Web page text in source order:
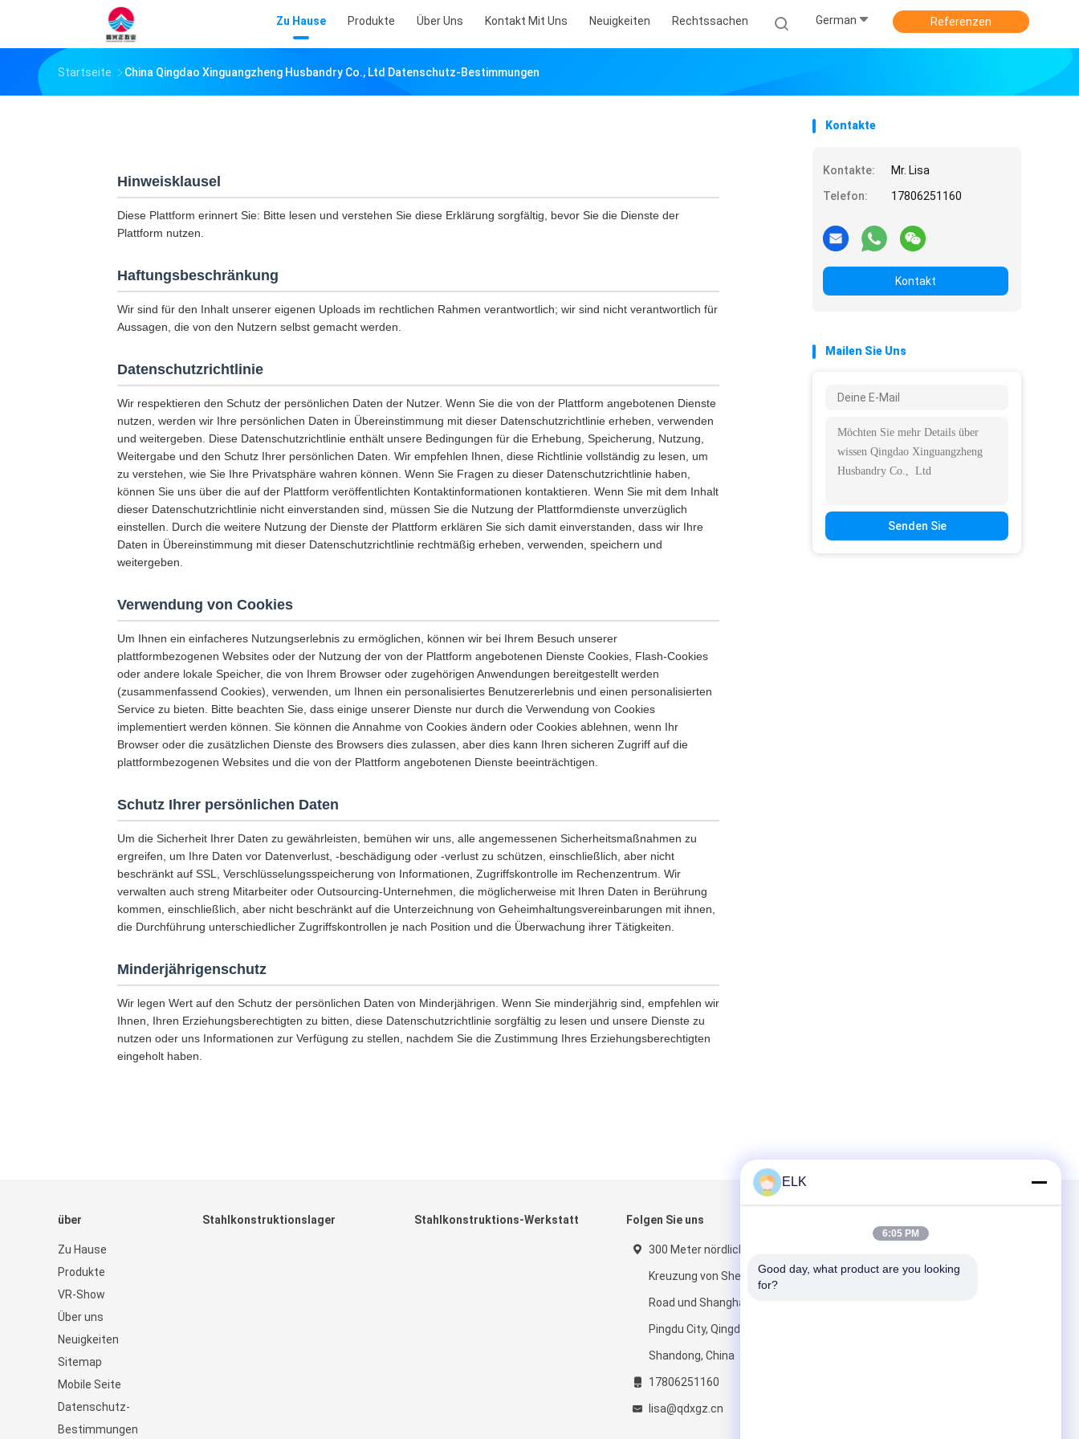
Zu Hause Produkte Über Uns Kontakt Mit Uns Neuigkeiten Rechtssachen German Referenzen
Startseite China Qingdao Xinguangzheng Husbandry Co., Ltd Datenschutz-Bestimmungen
Hinweisklausel
Diese Plattform erinnert Sie: Bitte lesen und verstehen Sie diese Erklärung sorgfältig, bevor Sie die Dienste der
Plattform nutzen.
Haftungsbeschränkung
Wir sind für den Inhalt unserer eigenen Uploads im rechtlichen Rahmen verantwortlich; wir sind nicht verantwortlich für
Aussagen, die von den Nutzern selbst gemacht werden.
Datenschutzrichtlinie
Wir respektieren den Schutz der persönlichen Daten der Nutzer. Wenn Sie die von der Plattform angebotenen Dienste
nutzen, werden wir Ihre persönlichen Daten in Übereinstimmung mit dieser Datenschutzrichtlinie erheben, verwenden
und weitergeben. Diese Datenschutzrichtlinie enthält unsere Bedingungen für die Erhebung, Speicherung, Nutzung,
Weitergabe und den Schutz Ihrer persönlichen Daten. Wir empfehlen Ihnen, diese Richtlinie vollständig zu lesen, um
zu verstehen, wie Sie Ihre Privatsphäre wahren können. Wenn Sie Fragen zu dieser Datenschutzrichtlinie haben,
können Sie uns über die auf der Plattform veröffentlichten Kontaktinformationen kontaktieren. Wenn Sie mit dem Inhalt
dieser Datenschutzrichtlinie nicht einverstanden sind, müssen Sie die Nutzung der Plattformdienste unverzüglich
einstellen. Durch die weitere Nutzung der Dienste der Plattform erklären Sie sich damit einverstanden, dass wir Ihre
Daten in Übereinstimmung mit dieser Datenschutzrichtlinie rechtmäßig erheben, verwenden, speichern und
weitergeben.
Verwendung von Cookies
Um Ihnen ein einfacheres Nutzungserlebnis zu ermöglichen, können wir bei Ihrem Besuch unserer
plattformbezogenen Websites oder der Nutzung der von der Plattform angebotenen Dienste Cookies, Flash-Cookies
oder andere lokale Speicher, die von Ihrem Browser oder zugehörigen Anwendungen bereitgestellt werden
(zusammenfassend Cookies), verwenden, um Ihnen ein personalisiertes Benutzererlebnis und einen personalisierten
Service zu bieten. Bitte beachten Sie, dass einige unserer Dienste nur durch die Verwendung von Cookies
implementiert werden können. Sie können die Annahme von Cookies ändern oder Cookies ablehnen, wenn Ihr
Browser oder die zusätzlichen Dienste des Browsers dies zulassen, aber dies kann Ihren sicheren Zugriff auf die
plattformbezogenen Websites und die von der Plattform angebotenen Dienste beeinträchtigen.
Schutz Ihrer persönlichen Daten
Um die Sicherheit Ihrer Daten zu gewährleisten, bemühen wir uns, alle angemessenen Sicherheitsmaßnahmen zu
ergreifen, um Ihre Daten vor Datenverlust, -beschädigung oder -verlust zu schützen, einschließlich, aber nicht
beschränkt auf SSL, Verschlüsselungsspeicherung von Informationen, Zugriffskontrolle im Rechenzentrum. Wir
verwalten auch streng Mitarbeiter oder Outsourcing-Unternehmen, die möglicherweise mit Ihren Daten in Berührung
kommen, einschließlich, aber nicht beschränkt auf die Unterzeichnung von Geheimhaltungsvereinbarungen mit ihnen,
die Durchführung unterschiedlicher Zugriffskontrollen je nach Position und die Überwachung ihrer Tätigkeiten.
Minderjährigenschutz
Wir legen Wert auf den Schutz der persönlichen Daten von Minderjährigen. Wenn Sie minderjährig sind, empfehlen wir
Ihnen, Ihren Erziehungsberechtigten zu bitten, diese Datenschutzrichtlinie sorgfältig zu lesen und unsere Dienste zu
nutzen oder uns Informationen zur Verfügung zu stellen, nachdem Sie die Zustimmung Ihres Erziehungsberechtigten
eingeholt haben.
Kontakte
Kontakte:
Mr. Lisa
Telefon:
17806251160
Kontakt
Mailen Sie Uns
Senden Sie
über
Zu Hause
Produkte
VR-Show
Über uns
Neuigkeiten
Sitemap
Mobile Seite
Datenschutz-
Bestimmungen
Stahlkonstruktionslager Stahlkonstruktions-Werkstatt Folgen Sie uns
300 Meter nördlich der
Kreuzung von Shenzhen
Road und Shanghai Road,
Pingdu City, Qingdao,
Shandong, China
17806251160
lisa@qdxgz.cn
ELK
6:05 PM
Good day, what product are you looking
for?